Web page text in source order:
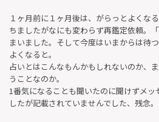
１ヶ月前に１ヶ月後は、がらっとよくな
ちましたがなにも変わらず再鑑定依頼。
まいました。そして今度はいまからは待
よくなると。
占いとはこんなもんかもしれないのか、
うことなのか。
1番気になることも聞いたのに聞けずメッ
したが記載されていませんでした、残念。